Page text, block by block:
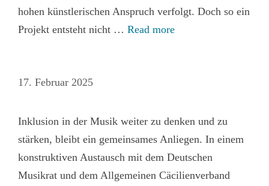
hohen künstlerischen Anspruch verfolgt. Doch so ein
Projekt entsteht nicht … Read more
17. Februar 2025
Inklusion in der Musik weiter zu denken und zu
stärken, bleibt ein gemeinsames Anliegen. In einem
konstruktiven Austausch mit dem Deutschen
Musikrat und dem Allgemeinen Cäcilienverband